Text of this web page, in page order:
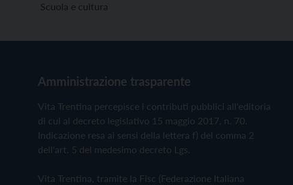
Scuola e cultura
Amministrazione trasparente
Vita Trentina percepisce i contributi pubblici all'editoria
di cui al decreto legislativo 15 maggio 2017, n. 70.
Indicazione resa ai sensi della lettera f) del comma 2
dell'art. 5 del medesimo decreto Lgs.
Vita Trentina, tramite la Fisc (Federazione Italiana